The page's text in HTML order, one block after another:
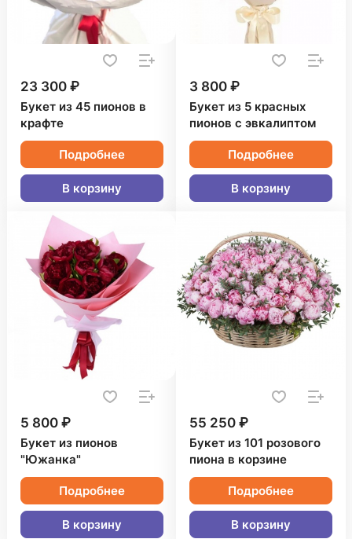
23 300 ₽
Букет из 45 пионов в
крафте
Подробнее
В корзину
3 800 ₽
Букет из 5 красных
пионов с эвкалиптом
Подробнее
В корзину
5 800 ₽
Букет из пионов
"Южанка"
Подробнее
В корзину
55 250 ₽
Букет из 101 розового
пиона в корзине
Подробнее
В корзину